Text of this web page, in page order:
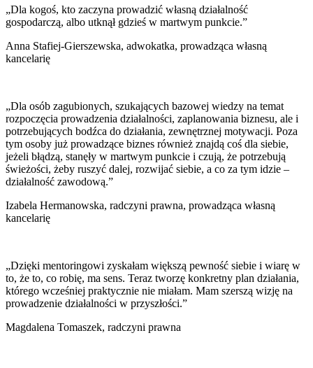
„Dla kogoś, kto zaczyna prowadzić własną działalność
gospodarczą, albo utknął gdzieś w martwym punkcie.”
Anna Stafiej-Gierszewska, adwokatka, prowadząca własną
kancelarię
„Dla osób zagubionych, szukających bazowej wiedzy na temat
rozpoczęcia prowadzenia działalności, zaplanowania biznesu, ale i
potrzebujących bodźca do działania, zewnętrznej motywacji. Poza
tym osoby już prowadzące biznes również znajdą coś dla siebie,
jeżeli błądzą, stanęły w martwym punkcie i czują, że potrzebują
świeżości, żeby ruszyć dalej, rozwijać siebie, a co za tym idzie –
działalność zawodową.”
Izabela Hermanowska, radczyni prawna, prowadząca własną
kancelarię
„Dzięki mentoringowi zyskałam większą pewność siebie i wiarę w
to, że to, co robię, ma sens. Teraz tworzę konkretny plan działania,
którego wcześniej praktycznie nie miałam. Mam szerszą wizję na
prowadzenie działalności w przyszłości.”
Magdalena Tomaszek, radczyni prawna